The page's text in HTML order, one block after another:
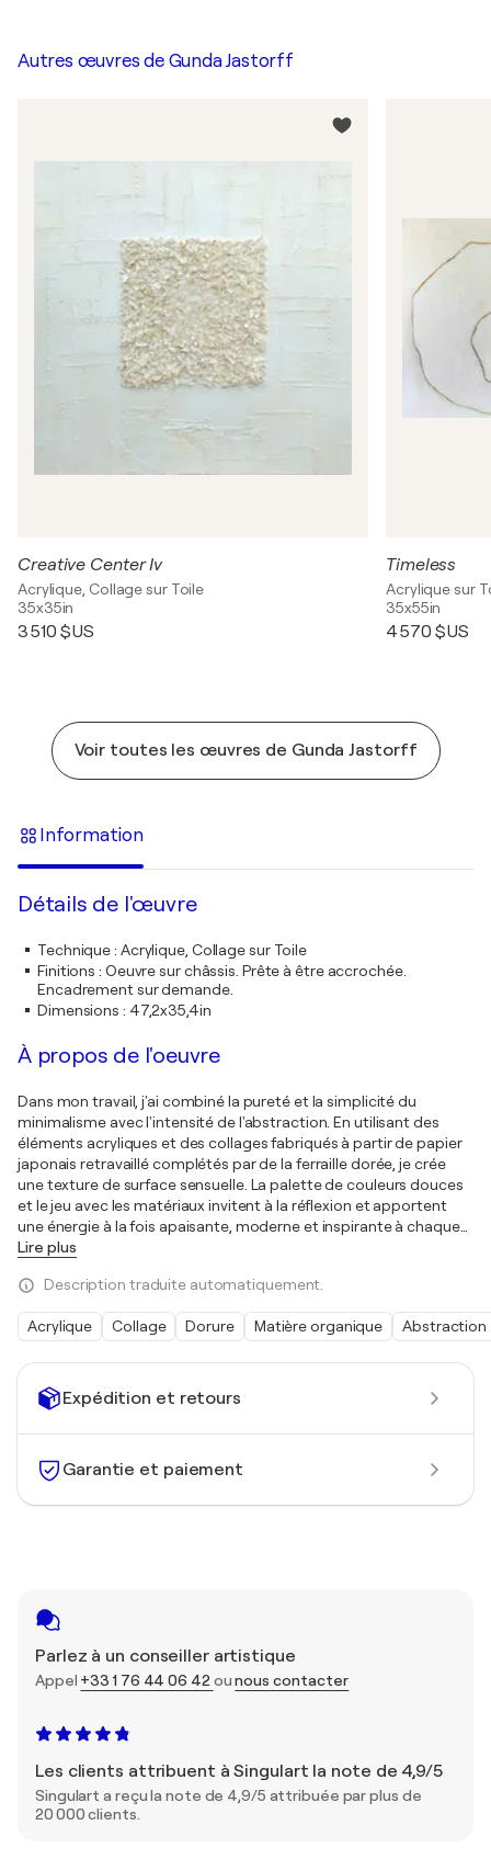
Expédition et retours
Garantie et paiement
Parlez à un conseiller artistique
Appel +33 1 76 44 06 42 ounous contacter
Les clients attribuent à Singulart la note de 4,9/5
Singulart a reçu la note de 4,9/5 attribuée par plus de
20 000 clients.
Autres œuvres de Gunda Jastorff
Creative Center Iv
Acrylique, Collage sur Toile
35x35in
3 510 $US
Timeless
Acrylique sur
35x55in
4 570 $US
Voir toutes les œuvres de Gunda Jastorff
Information
Détails de l'œuvre
Technique: Acrylique, Collage sur Toile
Finitions : Oeuvre sur châssis. Prête à être accrochée.
Encadrement sur demande.
Dimensions : 47,2x35,4in
À propos de l'oeuvre
Dans mon travail, j'ai combiné la pureté et la simplicité du
minimalisme avec l'intensité de l'abstraction. En utilisant des
éléments acryliques et des collages fabriqués à partir de papier
japonais retravaillé complétés par de la ferraille dorée, je crée
une texture de surface sensuelle. La palette de couleurs douces
et le jeu avec les matériaux invitent à la réflexion et apportent
une énergie à la fois apaisante, moderne et inspirante à chaque…
Lire plus
Description traduite automatiquement.
Acrylique Collage Dorure Matière organique Abstraction